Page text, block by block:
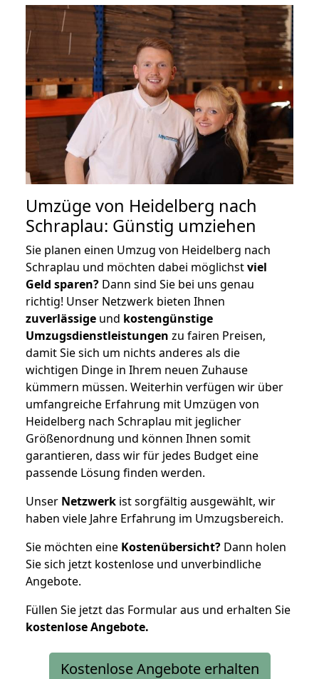
Umzüge von Heidelberg nach
Schraplau: Günstig umziehen
Sie planen einen Umzug von Heidelberg nach
Schraplau und möchten dabei möglichstviel
Geld sparen? Dann sind Sie bei uns genau
richtig! Unser Netzwerk bieten Ihnen
zuverlässige und kostengünstige
Umzugsdienstleistungen zu fairen Preisen,
damit Sie sich um nichts anderes als die
wichtigen Dinge in Ihrem neuen Zuhause
kümmern müssen. Weiterhin verfügen wir über
umfangreiche Erfahrung mit Umzügen von
Heidelberg nach Schraplau mit jeglicher
Größenordnung und können Ihnen somit
garantieren, dass wir für jedes Budget eine
passende Lösung finden werden.
Unser Netzwerk ist sorgfältig ausgewählt, wir
haben viele Jahre Erfahrung im Umzugsbereich.
Sie möchten eine Kostenübersicht? Dann holen
Sie sich jetzt kostenlose und unverbindliche
Angebote.
Füllen Sie jetzt das Formular aus und erhalten Sie
kostenloseAngebote.
Kostenlose Angebote erhalten